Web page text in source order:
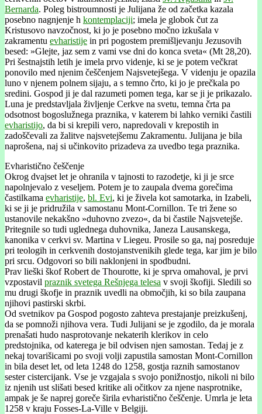
Bernarda. Poleg bistroumnosti je Julijana že od začetka kazala
posebno nagnjenje h kontemplaciji; imela je globok čut za
Kristusovo navzočnost, ki jo je posebno močno izkušala v
zakramentu evharistije in pri pogostem premišljevanju Jezusovih
besed: »Glejte, jaz sem z vami vse dni do konca sveta« (Mt 28,20).
Pri šestnajstih letih je imela prvo videnje, ki se je potem večkrat
ponovilo med njenim češčenjem Najsvetejšega. V videnju je opazila
luno v njenem polnem sijaju, a s temno črto, ki jo je prečkala po
sredini. Gospod ji je dal razumeti pomen tega, kar se ji je prikazalo.
Luna je predstavljala življenje Cerkve na svetu, temna črta pa
odsotnost bogoslužnega praznika, v katerem bi lahko verniki častili
evharistijo, da bi si krepili vero, napredovali v krepostih in
zadoščevali za žalitve najsvetejšemu Zakramentu. Julijana je bila
naprošena, naj si učinkovito prizadeva za uvedbo tega praznika.
Evharistično češčenje
Okrog dvajset let je ohranila v tajnosti to razodetje, ki ji je srce
napolnjevalo z veseljem. Potem je to zaupala dvema gorečima
častilkama evharistije, bl. Evi, ki je živela kot samotarka, in Izabeli,
ki se ji je pridružila v samostanu Mont-Cornillon. Te tri žene so
ustanovile nekakšno »duhovno zvezo«, da bi častile Najsvetejše.
Pritegnile so tudi uglednega duhovnika, Janeza Lausanskega,
kanonika v cerkvi sv. Martina v Liegeu. Prosile so ga, naj posreduje
pri teologih in cerkvenih dostojanstvenikih glede tega, kar jim je bilo
pri srcu. Odgovori so bili naklonjeni in spodbudni.
Prav lieški škof Robert de Thourotte, ki je sprva omahoval, je prvi
vzpostavil praznik svetega Rešnjega telesa v svoji škofiji. Sledili so
mu drugi škofje in praznik uvedli na območjih, ki so bila zaupana
njihovi pastirski skrbi.
Od svetnikov pa Gospod pogosto zahteva prestajanje preizkušenj,
da se pomnoži njihova vera. Tudi Julijani se je zgodilo, da je morala
prenašati hudo nasprotovanje nekaterih klerikov in celo
predstojnika, od katerega je bil odvisen njen samostan. Tedaj je z
nekaj tovarišicami po svoji volji zapustila samostan Mont-Cornillon
in bila deset let, od leta 1248 do 1258, gostja raznih samostanov
sester cistercijank. Vse je vzgajala s svojo ponižnostjo, nikoli ni bilo
iz njenih ust slišati besed kritike ali očitkov za njene nasprotnike,
ampak je še naprej goreče širila evharistično češčenje. Umrla je leta
1258 v kraju Fosses-La-Ville v Belgiji.